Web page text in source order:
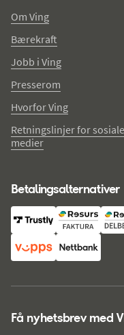
Om Ving
Bærekraft
Jobb i Ving
Presserom
Hvorfor Ving
Retningslinjer for sosiale
medier
Betalingsalternativer
Få nyhetsbrev med